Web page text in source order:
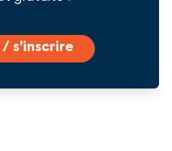
s'inscrire